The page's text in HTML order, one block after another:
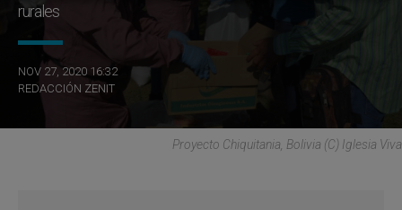
rurales
NOV 27, 2020 16:32
REDACCIÓN ZENIT
Proyecto Chiquitania, Bolivia (C) Iglesia Viva